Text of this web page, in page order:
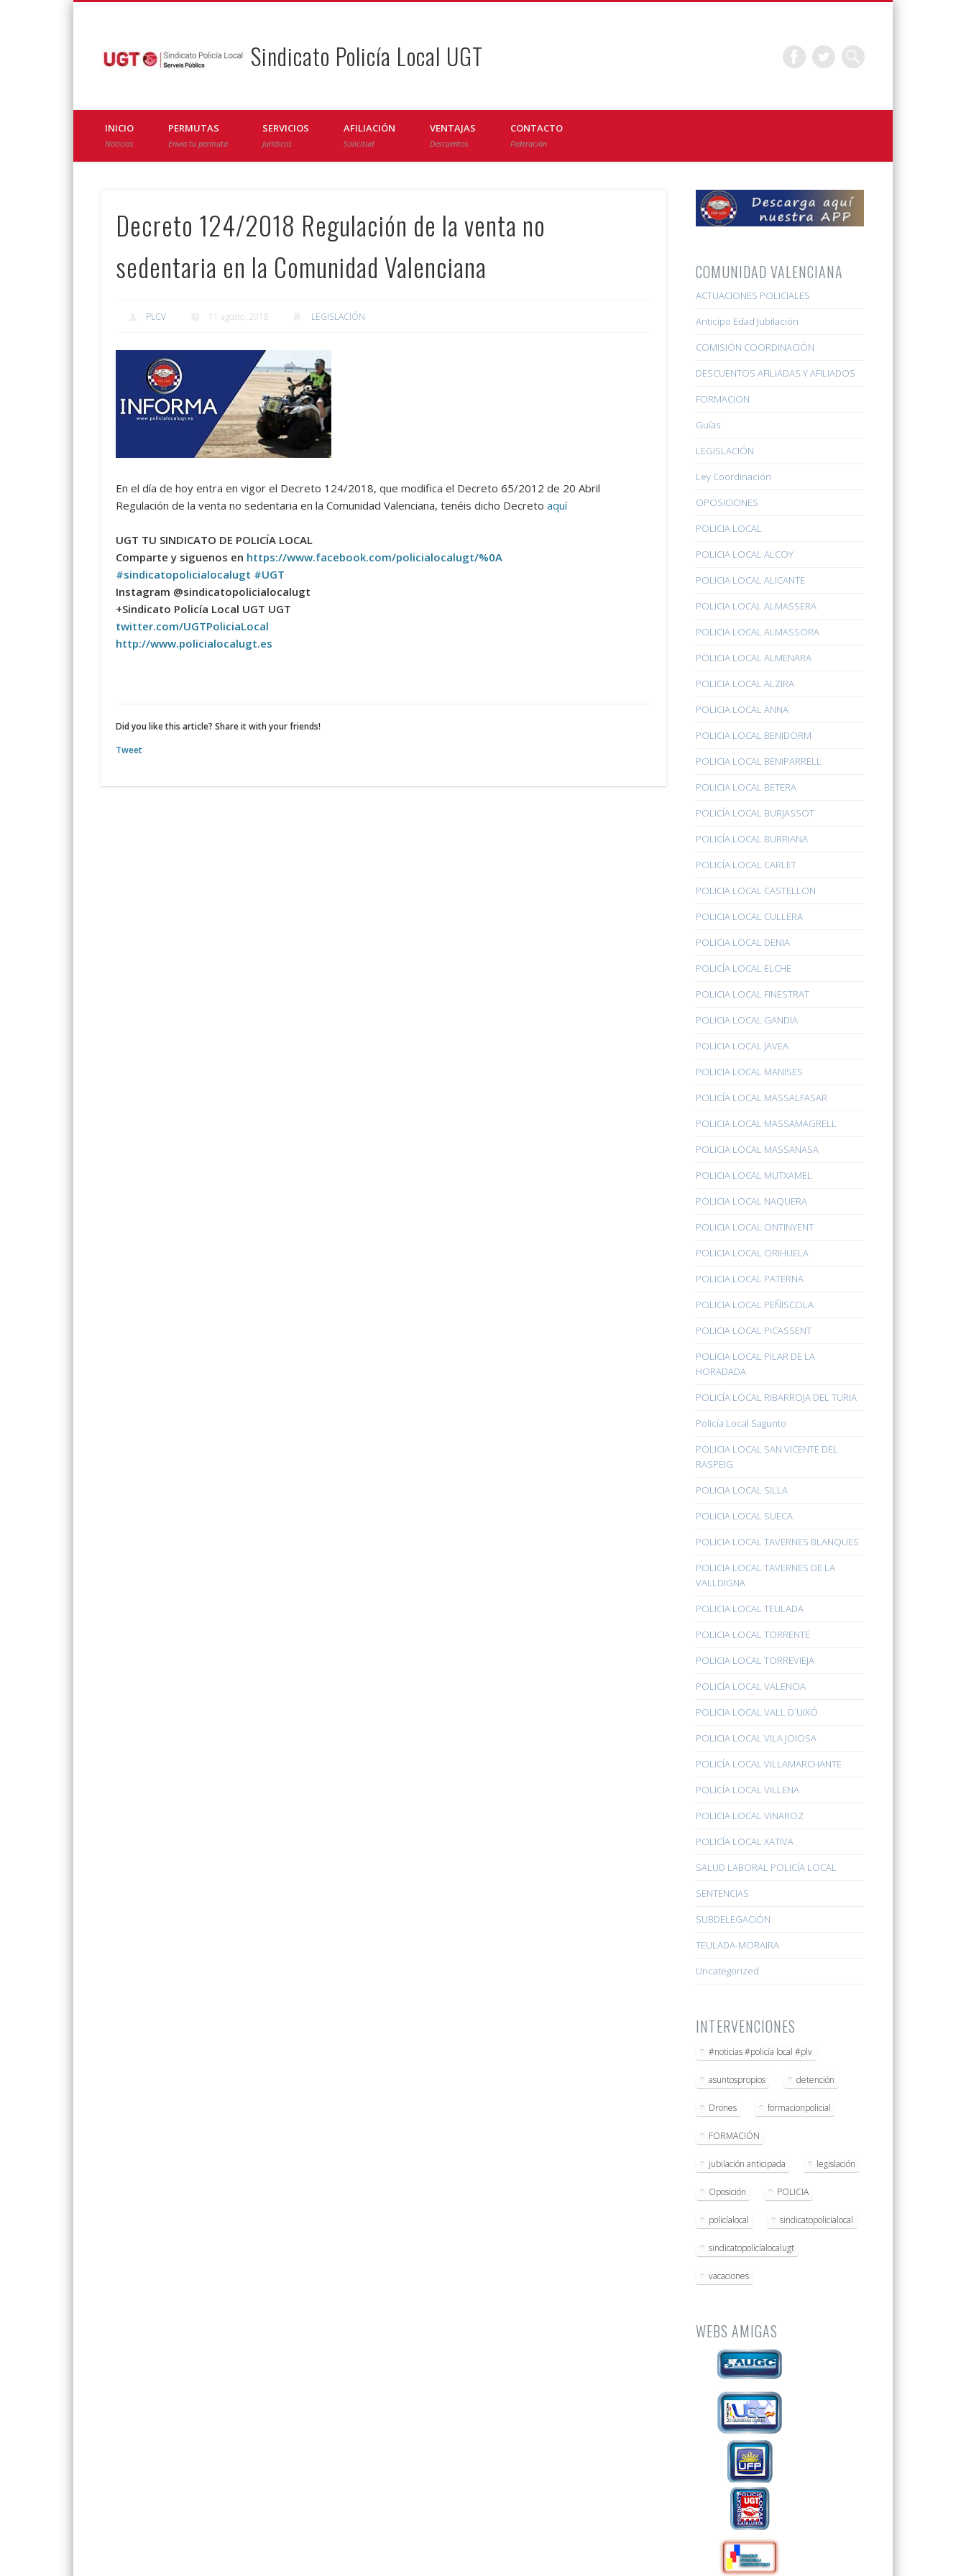
Sindicato Policía Local UGT
FacebookTwitter
INICIO
Noticias
PERMUTAS
Envía tu permuta
SERVICIOS
Jurídicos
AFILIACIÓN
Solicitud
VENTAJAS
Descuentos
CONTACTO
Federación
Decreto 124/2018 Regulación de la venta no
sedentaria en la Comunidad Valenciana
PLCV 11 agosto, 2018 LEGISLACIÓN
En el día de hoy entra en vigor el Decreto 124/2018, que modifica el Decreto 65/2012 de 20 Abril
Regulación de la venta no sedentaria en la Comunidad Valenciana, tenéis dicho Decreto aquí
UGT TU SINDICATO DE POLICÍA LOCAL
Comparte y siguenos en https://www.facebook.com/policialocalugt/%0A
#sindicatopolicialocalugt #UGT
Instagram @sindicatopolicialocalugt
+Sindicato Policía Local UGT UGT
twitter.com/UGTPoliciaLocal
http://www.policialocalugt.es
Did you like this article? Share it with your friends!
Tweet
COMUNIDAD VALENCIANA
ACTUACIONES POLICIALES
Anticipo Edad Jubilación
COMISIÓN COORDINACIÓN
DESCUENTOS AFILIADAS Y AFILIADOS
FORMACION
Guías
LEGISLACIÓN
Ley Coordinación
OPOSICIONES
POLICIA LOCAL
POLICIA LOCAL ALCOY
POLICIA LOCAL ALICANTE
POLICIA LOCAL ALMASSERA
POLICIA LOCAL ALMASSORA
POLICIA LOCAL ALMENARA
POLICIA LOCAL ALZIRA
POLICIA LOCAL ANNA
POLICIA LOCAL BENIDORM
POLICIA LOCAL BENIPARRELL
POLICIA LOCAL BETERA
POLICÍA LOCAL BURJASSOT
POLICÍA LOCAL BURRIANA
POLICÍA LOCAL CARLET
POLICIA LOCAL CASTELLON
POLICIA LOCAL CULLERA
POLICIA LOCAL DENIA
POLICÍA LOCAL ELCHE
POLICIA LOCAL FINESTRAT
POLICIA LOCAL GANDIA
POLICIA LOCAL JAVEA
POLICIA LOCAL MANISES
POLICÍA LOCAL MASSALFASAR
POLICIA LOCAL MASSAMAGRELL
POLICIA LOCAL MASSANASA
POLICIA LOCAL MUTXAMEL
POLICIA LOCAL NAQUERA
POLICIA LOCAL ONTINYENT
POLICIA LOCAL ORIHUELA
POLICIA LOCAL PATERNA
POLICIA LOCAL PEÑISCOLA
POLICIA LOCAL PICASSENT
POLICIA LOCAL PILAR DE LA
HORADADA
POLICÍA LOCAL RIBARROJA DEL TURIA
Policía Local Sagunto
POLICIA LOCAL SAN VICENTE DEL
RASPEIG
POLICIA LOCAL SILLA
POLICIA LOCAL SUECA
POLICIA LOCAL TAVERNES BLANQUES
POLICIA LOCAL TAVERNES DE LA
VALLDIGNA
POLICIA LOCAL TEULADA
POLICIA LOCAL TORRENTE
POLICIA LOCAL TORREVIEJA
POLICÍA LOCAL VALENCIA
POLICIA LOCAL VALL D´UIXÓ
POLICIA LOCAL VILA JOIOSA
POLICÍA LOCAL VILLAMARCHANTE
POLICÍA LOCAL VILLENA
POLICIA LOCAL VINAROZ
POLICÍA LOCAL XATIVA
SALUD LABORAL POLICÍA LOCAL
SENTENCIAS
SUBDELEGACIÓN
TEULADA-MORAIRA
Uncategorized
INTERVENCIONES
#noticias #policía local #plv
asuntospropios detención
Drones formacionpolicial
FORMACIÓN
jubilación anticipada legislación
Oposición POLICIA
policíalocal sindicatopolicialocal
sindicatopolicíalocalugt
vacaciones
WEBS AMIGAS